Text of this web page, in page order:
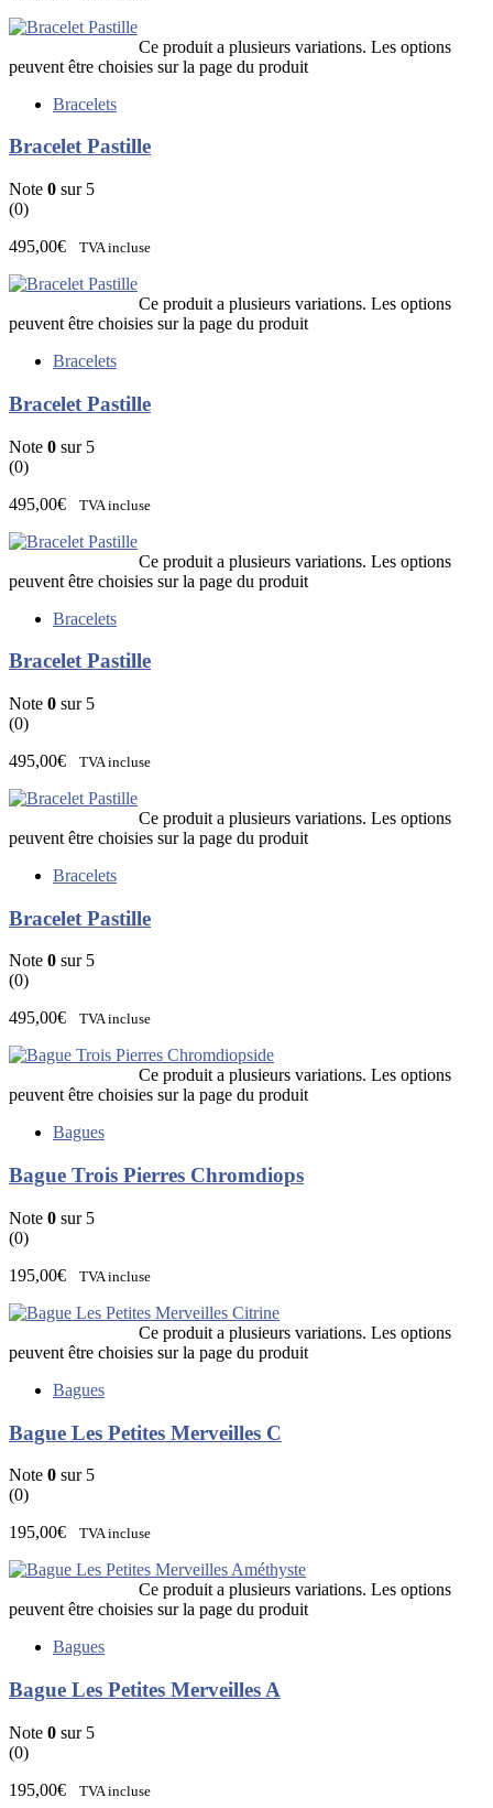
Ce produit a plusieurs variations. Les options
peuvent être choisies sur la page du produit
Bracelets
Bracelet Pastille
Note 0 sur 5
(0)
495,00€ TVA incluse
Ce produit a plusieurs variations. Les options
peuvent être choisies sur la page du produit
Bracelets
Bracelet Pastille
Note 0 sur 5
(0)
495,00€ TVA incluse
Ce produit a plusieurs variations. Les options
peuvent être choisies sur la page du produit
Bracelets
Bracelet Pastille
Note 0 sur 5
(0)
495,00€ TVA incluse
Ce produit a plusieurs variations. Les options
peuvent être choisies sur la page du produit
Bracelets
Bracelet Pastille
Note 0 sur 5
(0)
495,00€ TVA incluse
Ce produit a plusieurs variations. Les options
peuvent être choisies sur la page du produit
Bagues
Bague Trois Pierres Chromdiops
Note 0 sur 5
(0)
195,00€ TVA incluse
Ce produit a plusieurs variations. Les options
peuvent être choisies sur la page du produit
Bagues
Bague Les Petites Merveilles C
Note 0 sur 5
(0)
195,00€ TVA incluse
Ce produit a plusieurs variations. Les options
peuvent être choisies sur la page du produit
Bagues
Bague Les Petites Merveilles A
Note 0 sur 5
(0)
195,00€ TVA incluse